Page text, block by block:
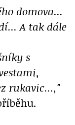
domova...
A tak dále
s
rukavic...,"